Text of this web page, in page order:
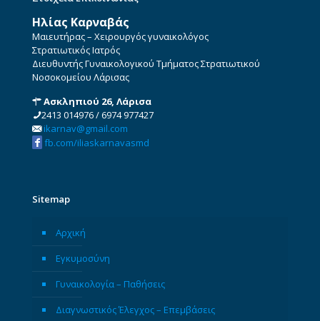
Ηλίας Καρναβάς
Μαιευτήρας – Χειρουργός γυναικολόγος
Στρατιωτικός Ιατρός
Διευθυντής Γυναικολογικού Τμήματος Στρατιωτικού
Νοσοκομείου Λάρισας
Ασκληπιού 26, Λάρισα
2413 014976/6974 977427
ikarnav@gmail.com
fb.com/iliaskarnavasmd
Sitemap
Αρχική
Εγκυμοσύνη
Γυναικολογία – Παθήσεις
Διαγνωστικός Έλεγχος – Επεμβάσεις